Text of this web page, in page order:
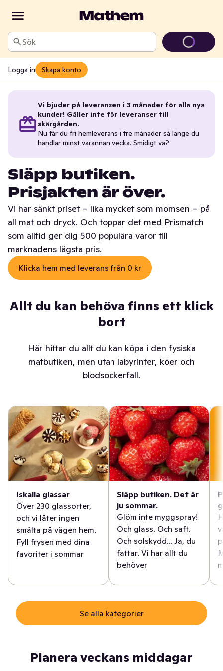
Sök
Logga in Skapa konto
Vi bjuder på leveransen i 3 månader för alla nya
kunder! Gäller inte för leveranser till
skärgården.
Nu får du fri hemleverans i tre månader så länge du
handlar minst varannan vecka. Smidigt va?
Släpp butiken.
Prisjakten är över.
Vi har sänkt priset – lika mycket som momsen – på
all mat och dryck. Och toppar det med Prismatch
som alltid ger dig 500 populära varor till
marknadens lägsta pris.
Klicka hem med leverans från 0 kr
Allt du kan behöva finns ett klick
bort
Här hittar du allt du kan köpa i den fysiska
matbutiken, men utan labyrinter, köer och
blodsockerfall.
Iskalla glassar
Över 230 glassorter,
och vi låter ingen
smälta på vägen hem.
Fyll frysen med dina
favoriter i sommar
Släpp butiken. Det är
ju sommar.
Glöm inte myggspray!
Och glass. Och saft.
Och solskydd... Ja, du
fattar. Vi har allt du
behöver
Se alla kategorier
Planera veckans middagar